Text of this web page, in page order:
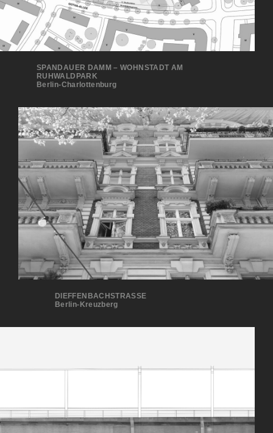
SPANDAUER DAMM – WOHNSTADT AM
RUHWALDPARK
Berlin-Charlottenburg
DIEFFENBACHSTRASSE
Berlin-Kreuzberg